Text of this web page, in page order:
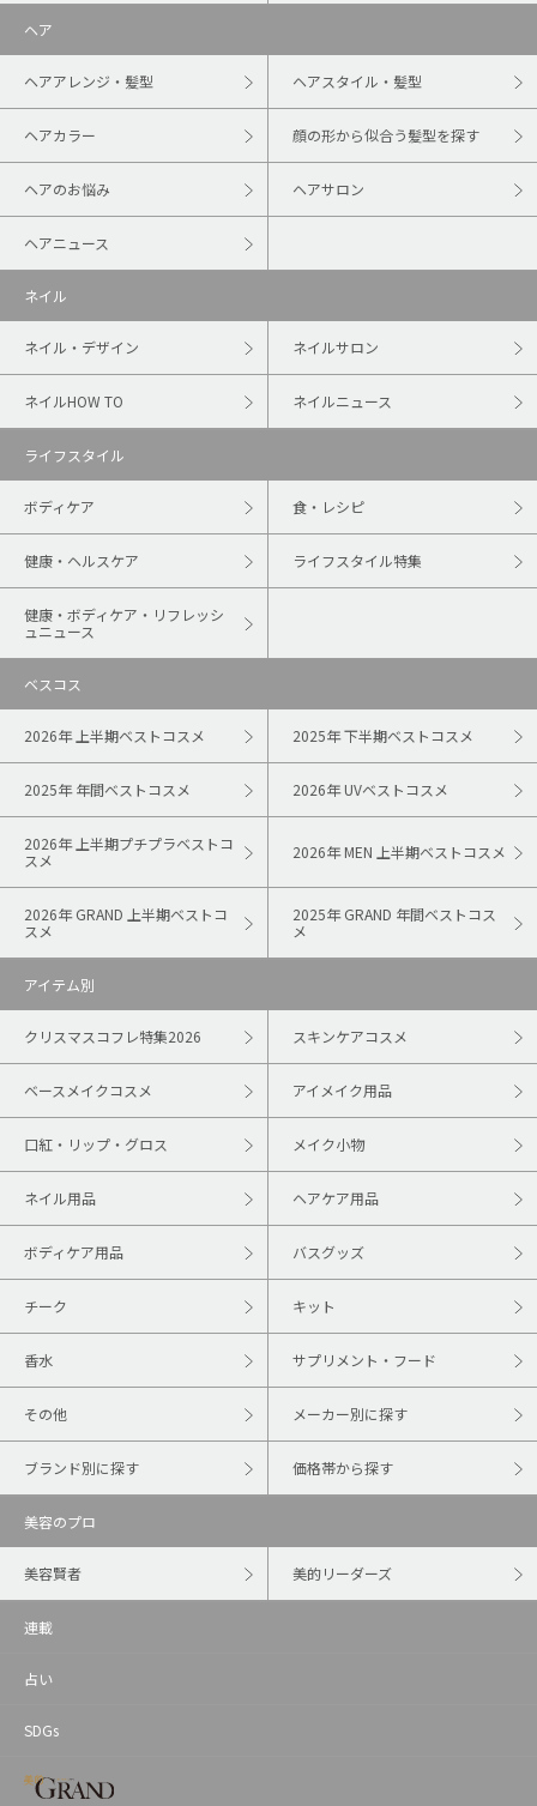
ヘア
ヘアアレンジ・髪型 ヘアスタイル・髪型
ヘアカラー 顔の形から似合う髪型を探す
ヘアのお悩み ヘアサロン
ヘアニュース
ネイル
ネイル・デザイン ネイルサロン
ネイルHOW TO ネイルニュース
ライフスタイル
ボディケア 食・レシピ
健康・ヘルスケア ライフスタイル特集
健康・ボディケア・リフレッシ
ュニュース
ベスコス
2026年 上半期ベストコスメ 2025年 下半期ベストコスメ
2025年 年間ベストコスメ 2026年 UVベストコスメ
2026年 上半期プチプラベストコ
スメ
2026年 MEN 上半期ベストコスメ
2026年 GRAND 上半期ベストコ
スメ
2025年 GRAND 年間ベストコス
メ
アイテム別
クリスマスコフレ特集2026 スキンケアコスメ
ベースメイクコスメ アイメイク用品
口紅・リップ・グロス メイク小物
ネイル用品 ヘアケア用品
ボディケア用品 バスグッズ
チーク キット
香水 サプリメント・フード
その他 メーカー別に探す
ブランド別に探す 価格帯から探す
美容のプロ
美容賢者 美的リーダーズ
連載
占い
SDGs